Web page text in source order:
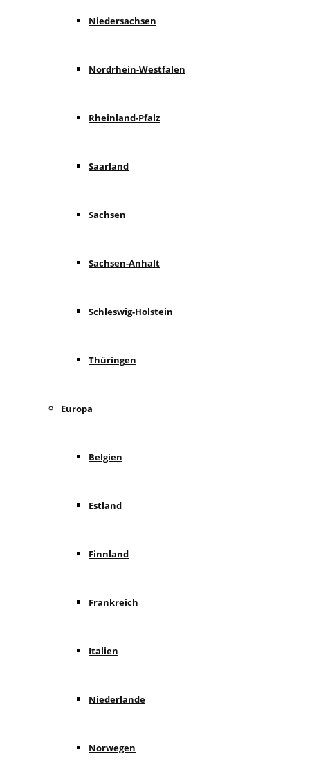
Niedersachsen
Nordrhein-Westfalen
Rheinland-Pfalz
Saarland
Sachsen
Sachsen-Anhalt
Schleswig-Holstein
Thüringen
Europa
Belgien
Estland
Finnland
Frankreich
Italien
Niederlande
Norwegen